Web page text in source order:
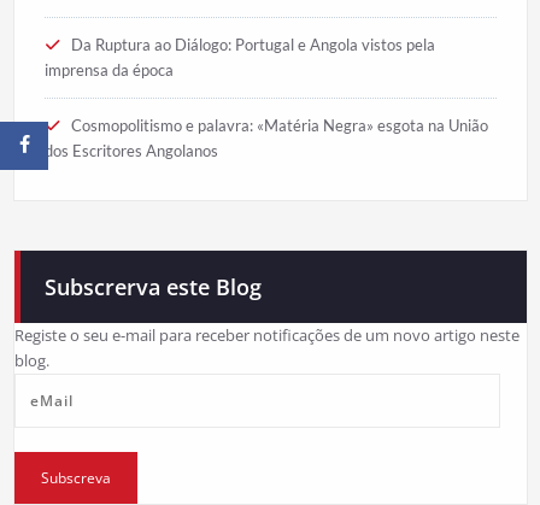
Da Ruptura ao Diálogo: Portugal e Angola vistos pela
imprensa da época
Cosmopolitismo e palavra: «Matéria Negra» esgota na União
dos Escritores Angolanos
Subscrerva este Blog
Registe o seu e-mail para receber notificações de um novo artigo neste
blog.
Subscreva